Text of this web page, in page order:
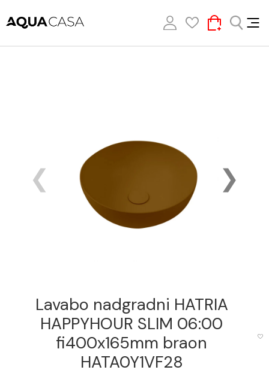
Lavabo nadgradni HATRIA
HAPPYHOUR SLIM 06:00
fi400x165mm braon
HATA0Y1VF28